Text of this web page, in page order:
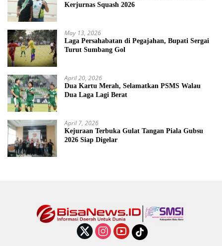
Kerjurnas Squash 2026
May 13, 2026
Laga Persahabatan di Pegajahan, Bupati Sergai
Turut Sumbang Gol
April 20, 2026
Dua Kartu Merah, Selamatkan PSMS Walau
Dua Laga Lagi Berat
April 7, 2026
Kejuraan Terbuka Gulat Tangan Piala Gubsu
2026 Siap Digelar